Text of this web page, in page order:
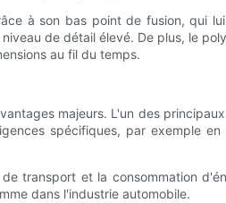
à son bas point de fusion, qui
de détail élevé. De plus, le
au fil du temps.
majeurs. L'un des
spécifiques, par exemple
transport et la consommation
dans l'industrie automobile.